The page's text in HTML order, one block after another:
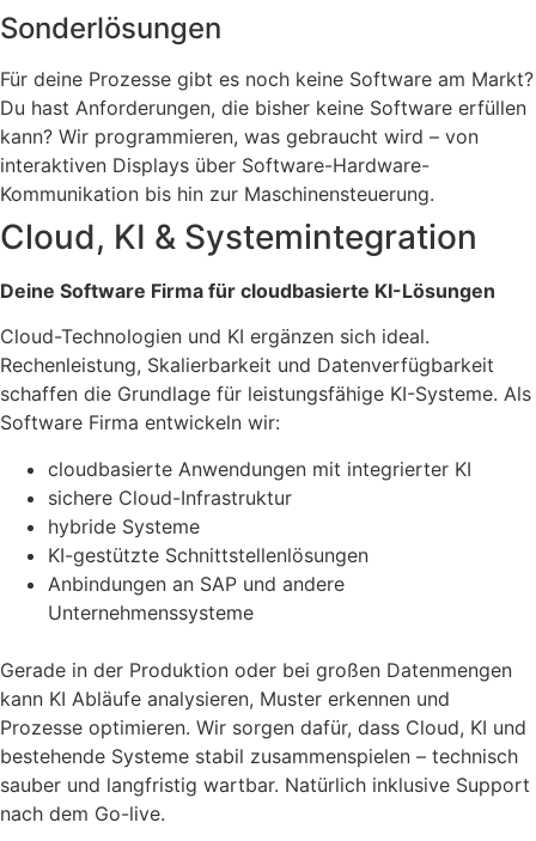
Sonderlösungen
Für deine Prozesse gibt es noch keine Software am Markt?
Du hast Anforderungen, die bisher keine Software erfüllen
kann? Wir programmieren, was gebraucht wird – von
interaktiven Displays über Software-Hardware-
Kommunikation bis hin zur Maschinensteuerung.
Cloud, KI & Systemintegration
Deine Software Firma für cloudbasierte KI-Lösungen
Cloud-Technologien und KI ergänzen sich ideal.
Rechenleistung, Skalierbarkeit und Datenverfügbarkeit
schaffen die Grundlage für leistungsfähige KI-Systeme. Als
Software Firma entwickeln wir:
cloudbasierte Anwendungen mit integrierter KI
sichere Cloud-Infrastruktur
hybride Systeme
KI-gestützte Schnittstellenlösungen
Anbindungen an SAP und andere
Unternehmenssysteme
Gerade in der Produktion oder bei großen Datenmengen
kann KI Abläufe analysieren, Muster erkennen und
Prozesse optimieren. Wir sorgen dafür, dass Cloud, KI und
bestehende Systeme stabil zusammenspielen – technisch
sauber und langfristig wartbar. Natürlich inklusive Support
nach dem Go-live.